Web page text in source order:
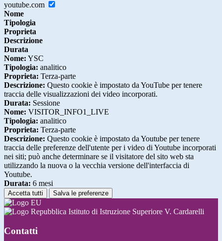
youtube.com
Nome
Tipologia
Proprieta
Descrizione
Durata
Nome: YSC
Tipologia: analitico
Proprieta: Terza-parte
Descrizione: Questo cookie è impostato da YouTube per tenere
traccia delle visualizzazioni dei video incorporati.
Durata: Sessione
Nome: VISITOR_INFO1_LIVE
Tipologia: analitico
Proprieta: Terza-parte
Descrizione: Questo cookie è impostato da Youtube per tenere
traccia delle preferenze dell'utente per i video di Youtube incorporati
nei siti; può anche determinare se il visitatore del sito web sta
utilizzando la nuova o la vecchia versione dell'interfaccia di
Youtube.
Durata: 6 mesi
Accetta tutti Salva le preferenze
Istituto di Istruzione Superiore V. Cardarelli
Contatti